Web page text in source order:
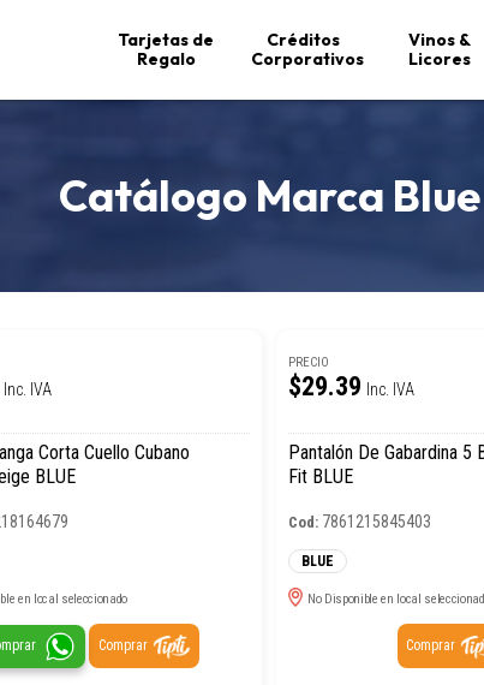
Tarjetas de
Regalo
Créditos
Corporativos
Vinos &
Licores
Catálogo Marca Blue